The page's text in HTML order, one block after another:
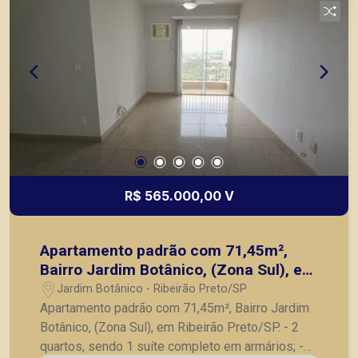
R$ 565.000,00 V
Apartamento padrão com 71,45m²,
Bairro Jardim Botânico, (Zona Sul), em
Ribeirão Preto/SP.
Jardim Botânico - Ribeirão Preto/SP
Apartamento padrão com 71,45m², Bairro Jardim
Botânico, (Zona Sul), em Ribeirão Preto/SP. - 2
quartos, sendo 1 suíte completo em armários; -